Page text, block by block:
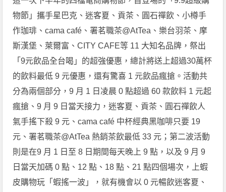
物節」攜手星巴克、迷客夏、貢茶、圓石禪飲、小樽手
作珈琲、cama café、署茗職茶@AtTea、樂台羽茶、摩
斯漢堡、萊爾富、CITY CAFE等 11 大知名品牌，祭出
「9元飲品全台喝」的超強優惠，總計將送上超過30萬杯
的飲料最低 9 元優惠，還有驚喜 1 元飲品瘋搶。活動共
分為兩個部分，9 月 1 日凌晨 0 點超過 60 款飲料 1 元起
瘋搶、9 月 9 日當天接力，迷客夏、貢茶、圓石禪飲人
氣手搖下殺 9 元、cama café 中杯經典黑咖啡只要 19
元、署茗職茶@AtTea 熱銷茶飲最低 33 元；第二波活動
則是在9 月 1 日至 8 日期間每天晚上 9 點，以及 9 月 9
日當天加碼 0 點、12 點、18 點、21 點四個場次，上蝦
皮購物玩「蝦搖一波」，就有機會以 0 元暢飲迷客夏、